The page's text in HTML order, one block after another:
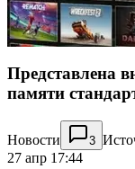
Представлена
памяти
Новости 3
27 апр 17:44